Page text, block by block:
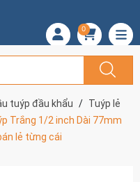
0
tuýp đầu khẩu
Tuýp lẻ
Trắng 1/2 inch Dài 77mm
lẻ từng cái